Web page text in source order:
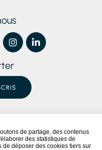
de partage, des contenus
des statistiques de
déposer des cookies tiers sur